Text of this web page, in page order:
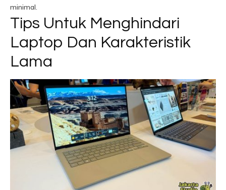
minimal.
Tips Untuk Menghindari
Laptop Dan Karakteristik
Lama